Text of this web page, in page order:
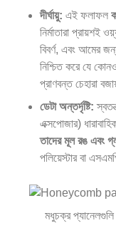
দীর্ঘায়ু: এই ফলাফল
নির্মাতারা প্রায়শই
বিবর্ণ, এবং আমের
নিশ্চিত করে যে
প্রাণবন্ত চেহারা
ডেটা অন্তর্দৃষ্টি:
এক্সপোজার)
তাদের মূল রঙ এবং
পলিয়েস্টার বা
মধুচক্র প্যানেলগুলি